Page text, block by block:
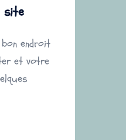
site
endroit
et votre